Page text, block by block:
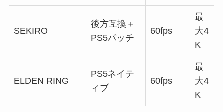
SEKIRO
後方互換＋
PS5パッチ
60fps
最
大4
K
ELDEN RING
PS5ネイテ
ィブ
60fps
最
大4
K